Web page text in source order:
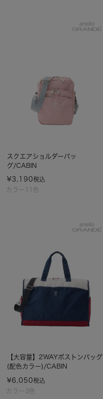
カラー11色
スクエアショルダーバッ
グ/CABIN
¥3,190税込
カラー3色
【大容量】2WAYボストンバッグ
(配色カラー)/CABIN
¥6,050税込